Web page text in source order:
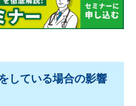
している場合の影響